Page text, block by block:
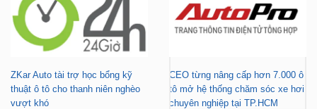
ZKar Auto tài trợ học bổng kỹ
thuật ô tô cho thanh niên nghèo
vượt khó
CEO từng nâng cấp hơn 7.000 ô
tô mở hệ thống chăm sóc xe hơi
chuyên nghiệp tại TP.HCM